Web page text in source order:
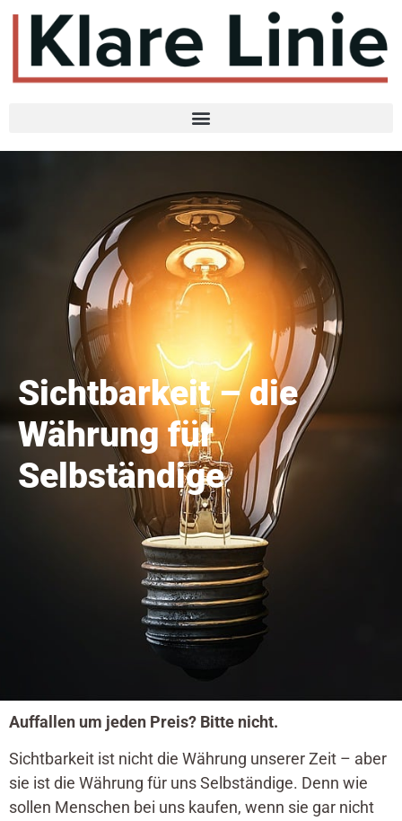
Sichtbarkeit – die
Währung für
Selbständige
Auffallen um jeden Preis? Bitte nicht.
Sichtbarkeit ist nicht die Währung unserer Zeit – aber
sie ist die Währung für uns Selbständige. Denn wie
sollen Menschen bei uns kaufen, wenn sie gar nicht